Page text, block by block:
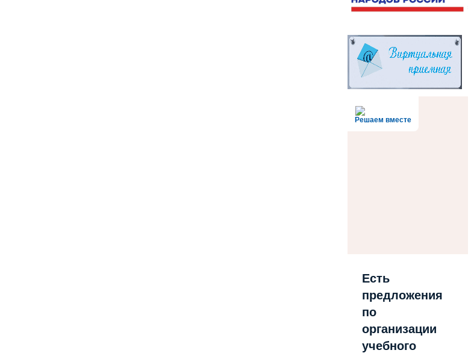
Решаем вместе
Есть
предложения
по
организации
учебного